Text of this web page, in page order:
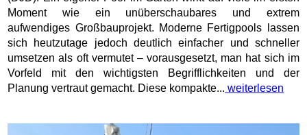
Moment wie ein unüberschaubares und extrem
aufwendiges Großbauprojekt. Moderne Fertigpools lassen
sich heutzutage jedoch deutlich einfacher und schneller
umsetzen als oft vermutet – vorausgesetzt, man hat sich im
Vorfeld mit den wichtigsten Begrifflichkeiten und der
Planung vertraut gemacht. Diese kompakte... weiterlesen